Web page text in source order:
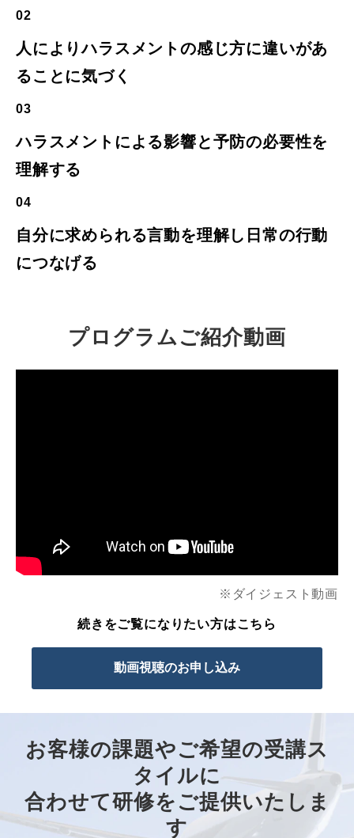
02
人によりハラスメントの感じ方に違いがあ
ることに気づく
03
ハラスメントによる影響と予防の必要性を
理解する
04
自分に求められる言動を理解し日常の行動
につなげる
プログラムご紹介動画
※ダイジェスト動画
続きをご覧になりたい方はこちら
動画視聴のお申し込み
お客様の課題やご希望の受講ス
タイルに
合わせて研修をご提供いたしま
す